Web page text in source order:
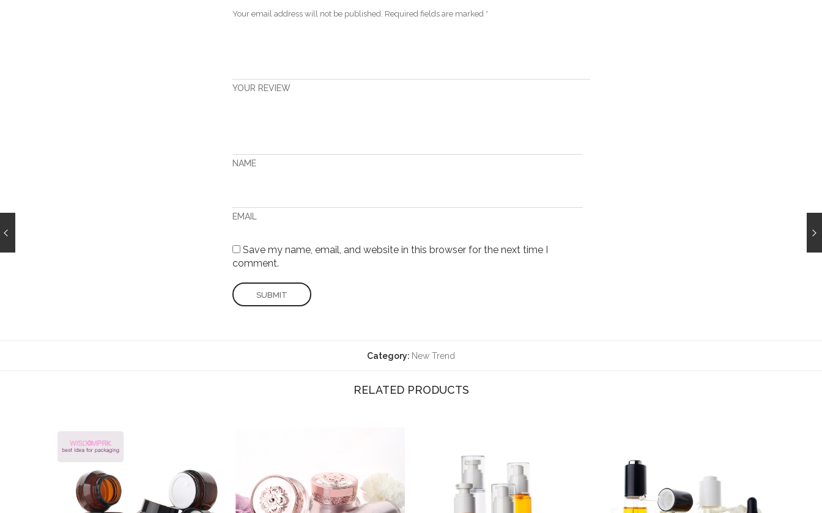
Your email address will not be published. Required fields are marked *
YOUR REVIEW
NAME
EMAIL
Save my name, email, and website in this browser for the next time I
comment.
Category: New Trend
RELATED PRODUCTS